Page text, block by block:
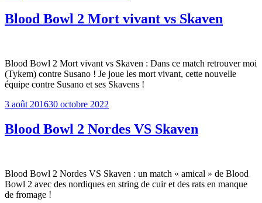
Blood Bowl 2 Mort vivant vs Skaven
Blood Bowl 2 Mort vivant vs Skaven : Dans ce match retrouver moi
(Tykem) contre Susano ! Je joue les mort vivant, cette nouvelle
équipe contre Susano et ses Skavens !
Publié
3 août 201630 octobre 2022
Blood Bowl 2 Nordes VS Skaven
Blood Bowl 2 Nordes VS Skaven : un match « amical » de Blood
Bowl 2 avec des nordiques en string de cuir et des rats en manque
de fromage !